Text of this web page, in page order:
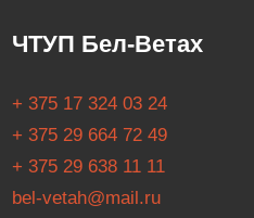
ЧТУП Бел-Ветах
+ 375 17 324 03 24
+ 375 29 664 72 49
+ 375 29 638 11 11
bel-vetah@mail.ru